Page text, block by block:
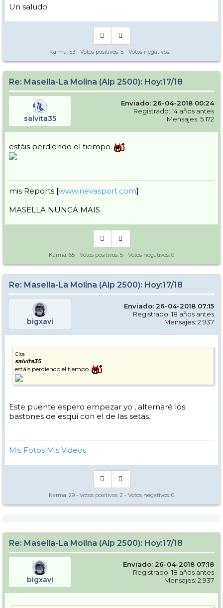
Un saludo.
Karma: 53 - Votos positivos: 5 - Votos negativos: 1
Re: Masella-La Molina (Alp 2500): Hoy:17/18
salvita35
Enviado: 26-04-2018 00:24
Registrado: 14 años antes
Mensajes: 5.172
estáis perdiendo el tiempo
mis Reports [www.nevasport.com]
MASELLA NUNCA MAIS
Karma: 65 - Votos positivos: 5 - Votos negativos: 0
Re: Masella-La Molina (Alp 2500): Hoy:17/18
bigxavi
Enviado: 26-04-2018 07:15
Registrado: 18 años antes
Mensajes: 2.937
Cita
salvita35
estáis perdiendo el tiempo
Este puente espero empezar yo , alternaré los
bastones de esquí con el de las setas.
Mis Fotos Mis Videos
Karma: 29 - Votos positivos: 2 - Votos negativos: 0
Re: Masella-La Molina (Alp 2500): Hoy:17/18
bigxavi
Enviado: 26-04-2018 07:18
Registrado: 18 años antes
Mensajes: 2.937